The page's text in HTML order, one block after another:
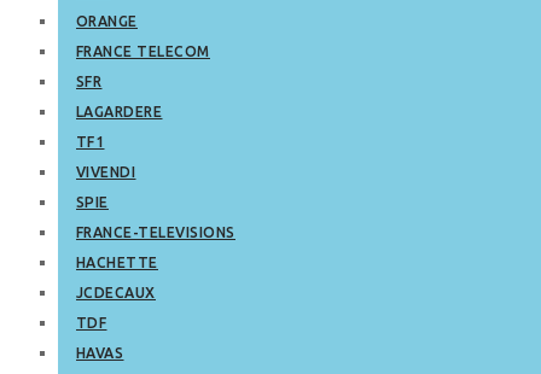
ORANGE
FRANCE TELECOM
SFR
LAGARDERE
TF1
VIVENDI
SPIE
FRANCE-TELEVISIONS
HACHETTE
JCDECAUX
TDF
HAVAS